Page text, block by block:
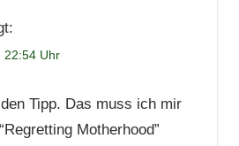
22:54 Uhr
Tipp. Das muss ich mir
Motherhood”